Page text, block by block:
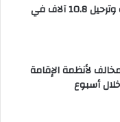
ضبط 14.4 ألف مخالف وترحيل 10.8 آلاف في
من 14 ألف مخالف لأنظمة الإقامة
أسبوع